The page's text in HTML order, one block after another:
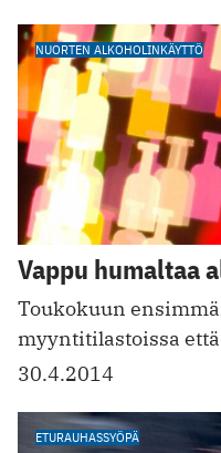
NUORTEN ALKOHOLINKÄYTTÖ
Vappu humaltaa
Toukokuun
myyntitilastoissa
30.4.2014
ETURAUHASSYÖPÄ